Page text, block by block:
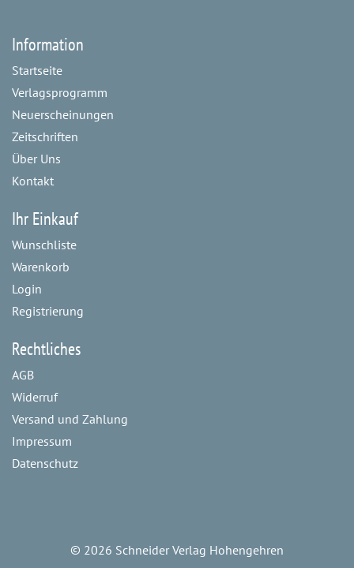
Information
Startseite
Verlagsprogramm
Neuerscheinungen
Zeitschriften
Über Uns
Kontakt
Ihr Einkauf
Wunschliste
Warenkorb
Login
Registrierung
Rechtliches
AGB
Widerruf
Versand und Zahlung
Impressum
Datenschutz
© 2026 Schneider Verlag Hohengehren